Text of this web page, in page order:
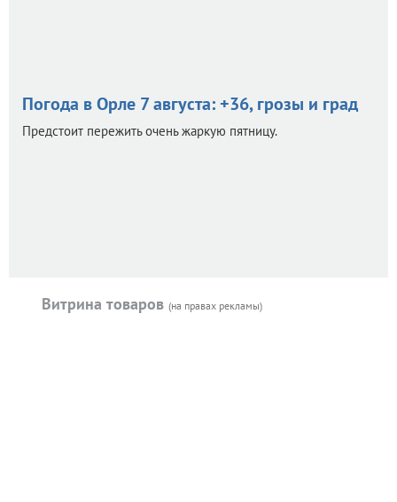
Погода в Орле 7 августа: +36, грозы и град
Предстоит пережить очень жаркую пятницу.
Витрина товаров (на правах рекламы)